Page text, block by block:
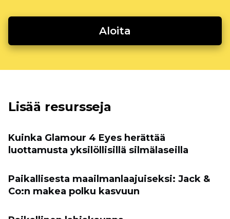
Aloita
Lisää resursseja
Kuinka Glamour 4 Eyes herättää
luottamusta yksilöllisillä silmälaseilla
Paikallisesta maailmanlaajuiseksi: Jack &
Co:n makea polku kasvuun